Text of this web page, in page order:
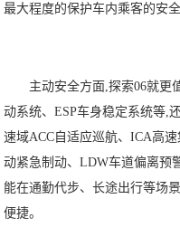
最大程度的保护车内乘客的安全
主动安全方面,探索06就更
动系统、ESP车身稳定系统等,
速域ACC自适应巡航、ICA高
动紧急制动、LDW车道偏离预
能在通勤代步、长途出行等场
便捷。